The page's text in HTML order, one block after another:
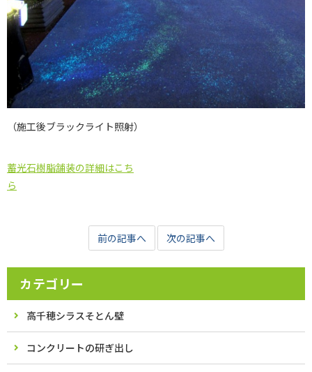
（施工後ブラックライト照射）
蓄光石樹脂舗装の詳細はこち
ら
前の記事へ 次の記事へ
カテゴリー
高千穂シラスそとん壁
コンクリートの研ぎ出し